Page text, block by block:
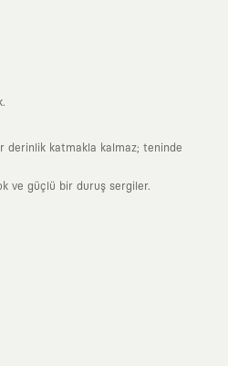
derinlik katmakla kalmaz; teninde
ve güçlü bir duruş sergiler.